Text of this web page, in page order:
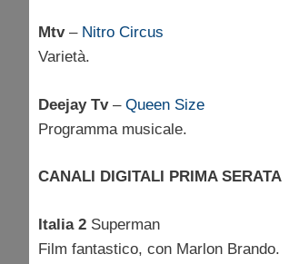
Mtv– Nitro Circus
Varietà.
Deejay Tv– Queen Size
Programma musicale.
CANALI DIGITALI PRIMA SERATA
Italia 2 Superman
Film fantastico, con Marlon Brando.